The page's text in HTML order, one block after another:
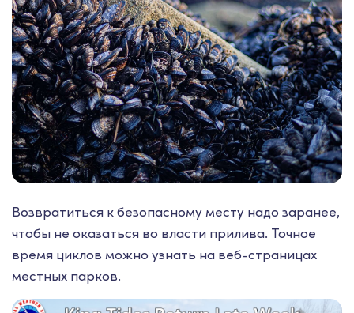
Возвратиться к безопасному месту надо заранее,
чтобы не оказаться во власти прилива. Точное
время циклов можно узнать на веб-страницах
местных парков.